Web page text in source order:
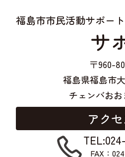
福島市市民活動サポー
サ
〒960-
福島県福島市
チェンバお
アク
FAX：